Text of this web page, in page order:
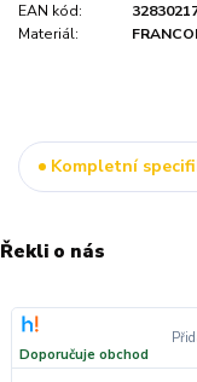
EAN kód:
Materiál:
Kompletní
Řekli o nás
Doporučuje obchod